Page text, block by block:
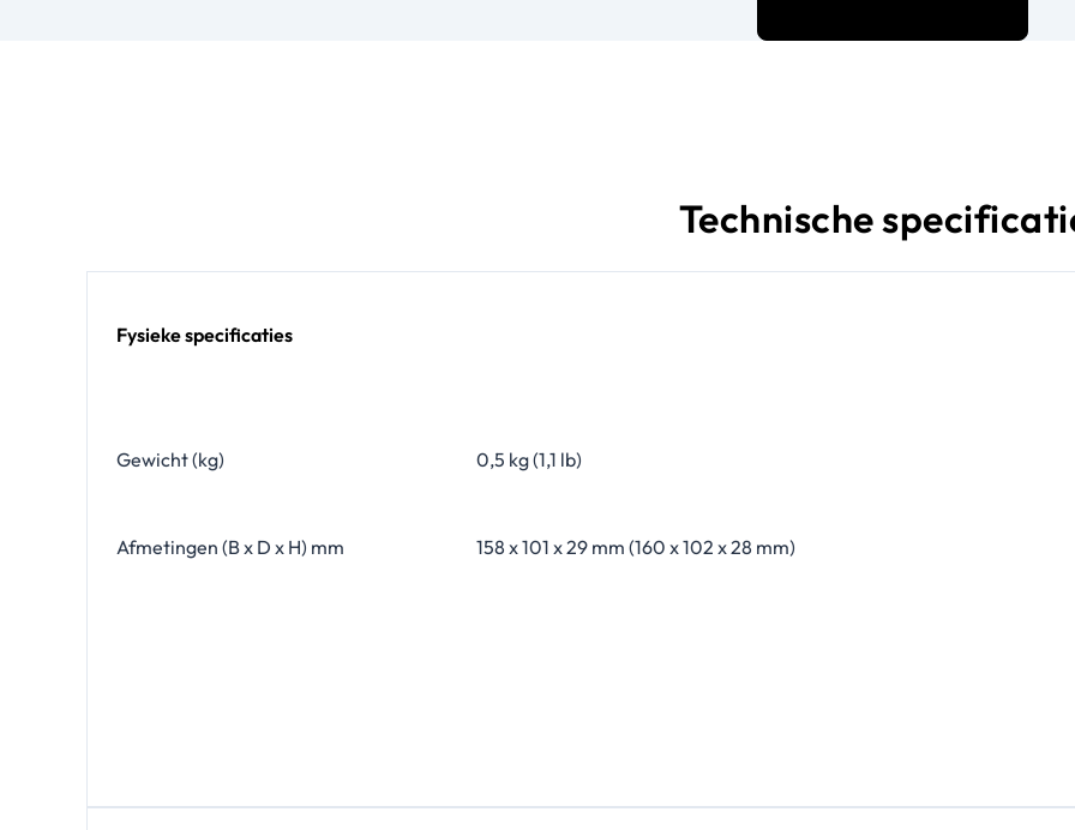
Technische
Fysieke specificaties
Gewicht (kg) 0,5 kg (1,1 lb)
Afmetingen (B x D x H) mm 158 x 101 x 29 mm (160 x 102 x 28 mm)